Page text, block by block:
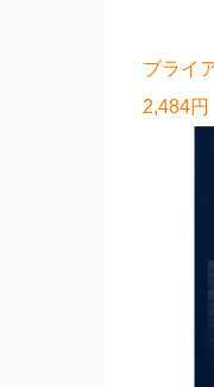
ブライ
2,484円